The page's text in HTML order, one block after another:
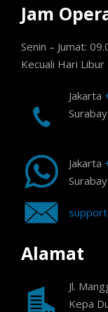
Jam
Senin – Jumat:
Kecuali Hari Libur
Jakarta
Jakarta
Alamat
Jl.
Kepa